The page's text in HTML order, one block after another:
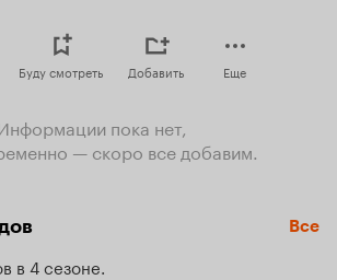
Буду смотреть Добавить Еще
пока нет,
— скоро все добавим.
Все
в 4 сезоне